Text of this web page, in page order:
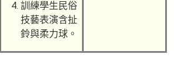
訓練學生民俗
技藝表演含扯
鈴與柔力球。